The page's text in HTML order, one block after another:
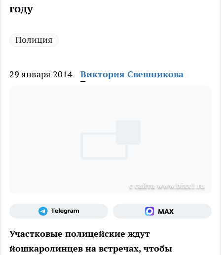
году
Полиция
29 января 2014 Виктория Свешникова
с сайта www.bixx1.ru
Участковые полицейские ждут
йошкаролинцев на встречах, чтобы